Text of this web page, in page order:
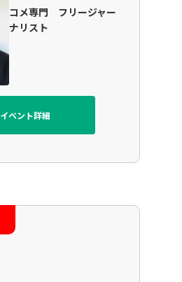
コメ専門 フリージャー
ナリスト
イベント詳細